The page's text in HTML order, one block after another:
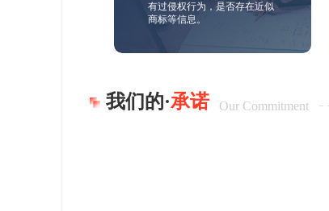
有过侵权行为，是否存在近似
商标等信息。
我们的·承诺 Our Commitment